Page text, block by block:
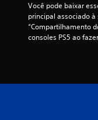
Você pode baixar
principal associado
“Compartilhamento
consoles PS5 ao